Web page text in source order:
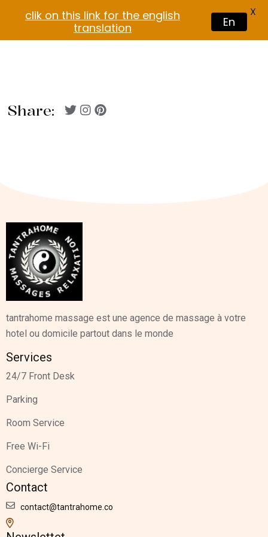
Share:
tantrahome massage est une agence de massage à votre
hotel ou domicile partout dans le monde
Services
24/7 Front Desk
Parking
Room Service
Free Wi-Fi
Concierge Service
Contact
contact@tantrahome.co
clik on this link for the english
translation
En
X